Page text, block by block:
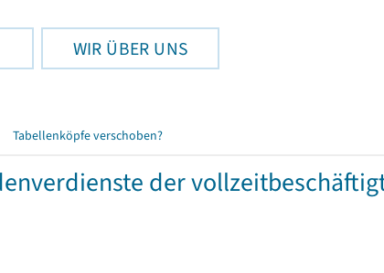
WIR ÜBER UNS
Tabellenköpfe verschoben?
der